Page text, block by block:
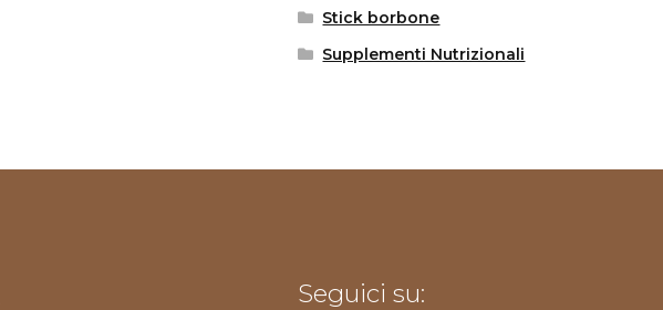
Stick borbone
Supplementi Nutrizionali
Seguici su: